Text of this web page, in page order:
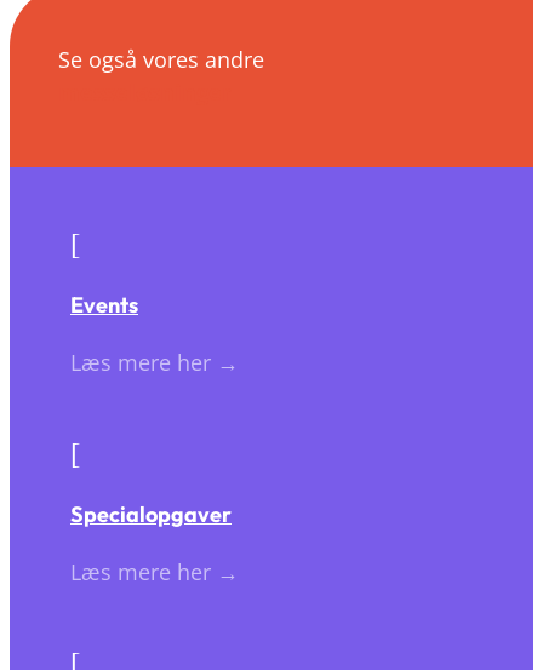
Se også vores andre
[
Events
Læs mere her →
[
Specialopgaver
Læs mere her →
[